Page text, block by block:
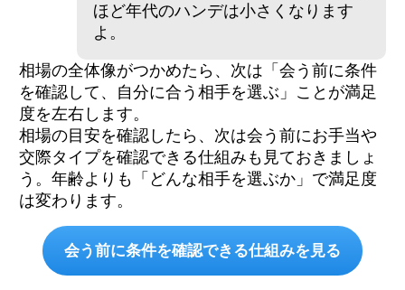
ほど年代のハンデは小さくなります
よ。
相場の全体像がつかめたら、次は「会う前に条件
を確認して、自分に合う相手を選ぶ」ことが満足
度を左右します。
相場の目安を確認したら、次は会う前にお手当や
交際タイプを確認できる仕組みも見ておきましょ
う。年齢よりも「どんな相手を選ぶか」で満足度
は変わります。
会う前に条件を確認できる仕組みを見る